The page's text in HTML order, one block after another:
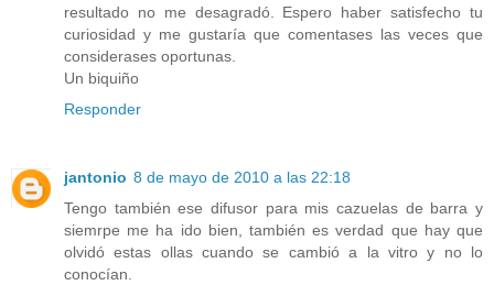
resultado no me desagradó. Espero haber satisfecho tu
curiosidad y me gustaría que comentases las veces que
considerases oportunas.
Un biquiño
Responder
jantonio 8 de mayo de 2010 a las 22:18
Tengo también ese difusor para mis cazuelas de barra y
siemrpe me ha ido bien, también es verdad que hay que
olvidó estas ollas cuando se cambió a la vitro y no lo
conocían.